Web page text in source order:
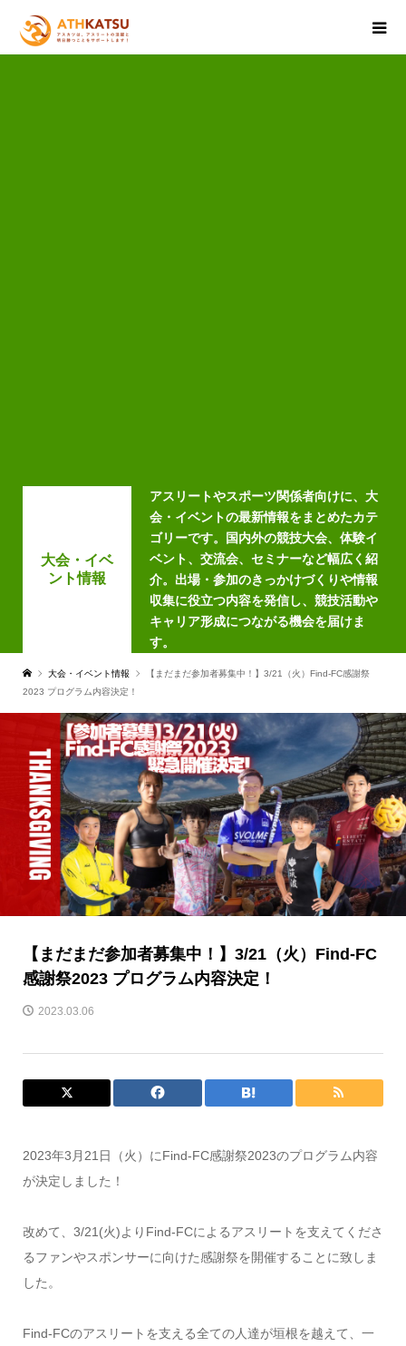
大会・イベ
ント情報
アスリートやスポーツ関係者向けに、大
会・イベントの最新情報をまとめたカテ
ゴリーです。国内外の競技大会、体験イ
ベント、交流会、セミナーなど幅広く紹
介。出場・参加のきっかけづくりや情報
収集に役立つ内容を発信し、競技活動や
キャリア形成につながる機会を届けま
す。
大会・イベント情報
【まだまだ参加者募集中！】3/21（火）Find-FC感謝祭
2023 プログラム内容決定！
【まだまだ参加者募集中！】3/21（火）Find-FC
感謝祭2023 プログラム内容決定！
2023.03.06
2023年3月21日（火）にFind-FC感謝祭2023のプログラム内容
が決定しました！
改めて、3/21(火)よりFind-FCによるアスリートを支えてくださ
るファンやスポンサーに向けた感謝祭を開催することに致しま
した。
Find-FCのアスリートを支える全ての人達が垣根を越えて、一